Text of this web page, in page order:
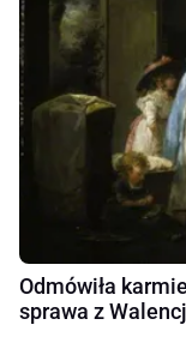
Odmówiła
sprawa z